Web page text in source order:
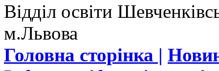
Відділ освіти
м.Львова
Головна сторінка |